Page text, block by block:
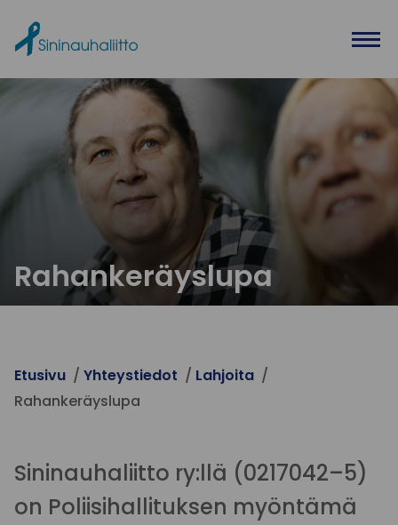
Rahankeräyslupa
Etusivu Yhteystiedot
Lahjoita
Rahankeräyslupa
Sininauhaliitto ry:llä (0217042–5)
on Poliisihallituksen myöntämä